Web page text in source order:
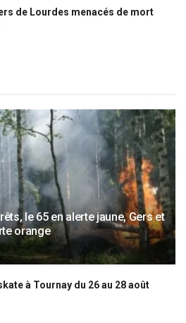
de Lourdes menacés de mort
le 65 en alerte jaune, Gers et
orange
à Tournay du 26 au 28 août